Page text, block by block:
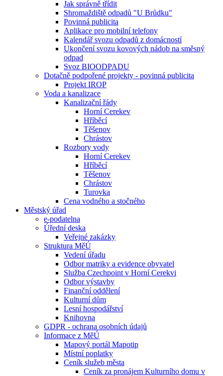
Jak správně třídit
Shromaždiště odpadů "U Brůdku"
Povinná publicita
Aplikace pro mobilní telefony
Kalendář svozu odpadů z domácností
Ukončení svozu kovových nádob na směsný
odpad
Svoz BIOODPADU
Dotačně podpořené projekty - povinná publicita
Projekt IROP
Voda a kanalizace
Kanalizační řády
Horní Cerekev
Hříběcí
Těšenov
Chrástov
Rozbory vody
Horní Cerekev
Hříběcí
Těšenov
Chrástov
Turovka
Cena vodného a stočného
Městský úřad
e-podatelna
Úřední deska
Veřejné zakázky
Struktura MěÚ
Vedení úřadu
Odbor matriky a evidence obyvatel
Služba Czechpoint v Horní Cerekvi
Odbor výstavby
Finanční oddělení
Kulturní dům
Lesní hospodářství
Knihovna
GDPR - ochrana osobních údajů
Informace z MěÚ
Mapový portál Mapotip
Místní poplatky
Ceník služeb města
Ceník za pronájem Kulturního domu v